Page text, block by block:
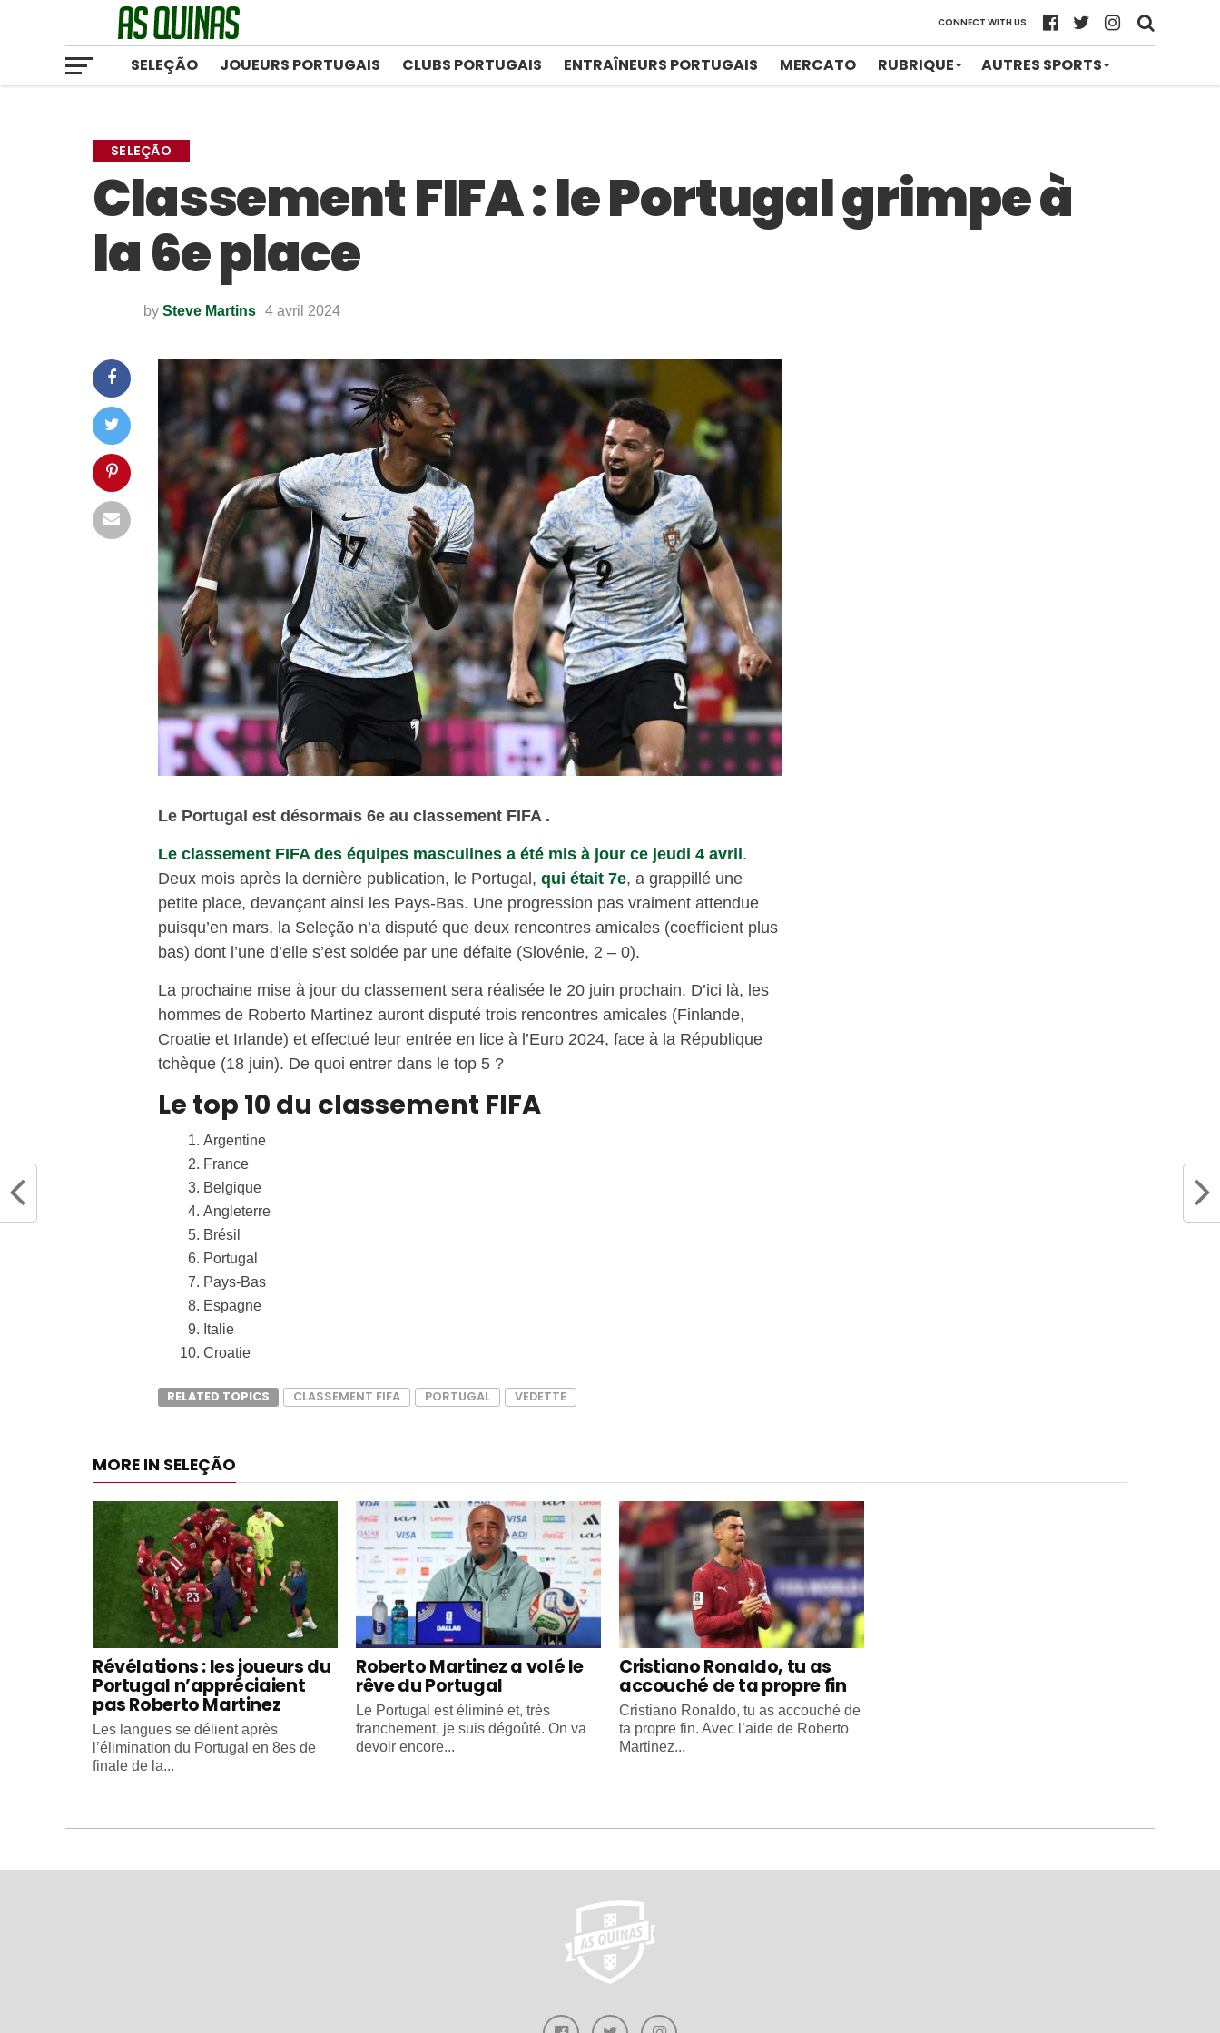
CONNECT WITH US
SELEÇÃO JOUEURS PORTUGAIS CLUBS PORTUGAIS ENTRAÎNEURS PORTUGAIS MERCATO RUBRIQUE AUTRES SPORTS
SELEÇÃO
Classement FIFA : le Portugal grimpe à
la 6e place
by Steve Martins 4 avril 2024
Le Portugal est désormais 6e au classement FIFA .
Le classement FIFA des équipes masculines a été mis à jour ce jeudi 4 avril.
Deux mois après la dernière publication, le Portugal, qui était 7e, a grappillé une
petite place, devançant ainsi les Pays-Bas. Une progression pas vraiment attendue
puisqu’en mars, la Seleção n’a disputé que deux rencontres amicales (coefficient plus
bas) dont l’une d’elle s’est soldée par une défaite (Slovénie, 2 – 0).
La prochaine mise à jour du classement sera réalisée le 20 juin prochain. D’ici là, les
hommes de Roberto Martinez auront disputé trois rencontres amicales (Finlande,
Croatie et Irlande) et effectué leur entrée en lice à l’Euro 2024, face à la République
tchèque (18 juin). De quoi entrer dans le top 5 ?
Le top 10 du classement FIFA
Argentine
France
Belgique
Angleterre
Brésil
Portugal
Pays-Bas
Espagne
Italie
Croatie
RELATED TOPICS CLASSEMENT FIFA PORTUGAL VEDETTE
MORE IN SELEÇÃO
Révélations : les joueurs du
Portugal n’appréciaient
pas Roberto Martinez
Les langues se délient après
l’élimination du Portugal en 8es de
finale de la...
Roberto Martinez a volé le
rêve du Portugal
Le Portugal est éliminé et, très
franchement, je suis dégoûté. On va
devoir encore...
Cristiano Ronaldo, tu as
accouché de ta propre fin
Cristiano Ronaldo, tu as accouché de
ta propre fin. Avec l’aide de Roberto
Martinez...